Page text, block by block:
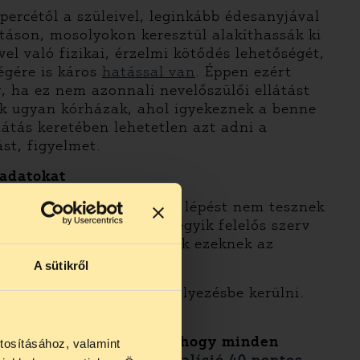
A sütikről
valamint
a szüleivel, leginkább édesanyjával
mosolyokon keresztül alakíthassák ki
való fizikai, érzelmi kötődés lehetőségét,
is káros hatással van. Éppen ezért
ez nem azonnali nevelőszülői ellátást
kórházak, ahol igyekeznek a benne
keretében lehetetlen azt adni a
figyelmet.
szervek semmi érdemi lépést nem tesznek
adatigényléseire mindegyik felelős szerv
birtokában vannak ezeknek az
is azonnal családi elhelyezésbe kerülni.
közösen követeljük, hogy minden